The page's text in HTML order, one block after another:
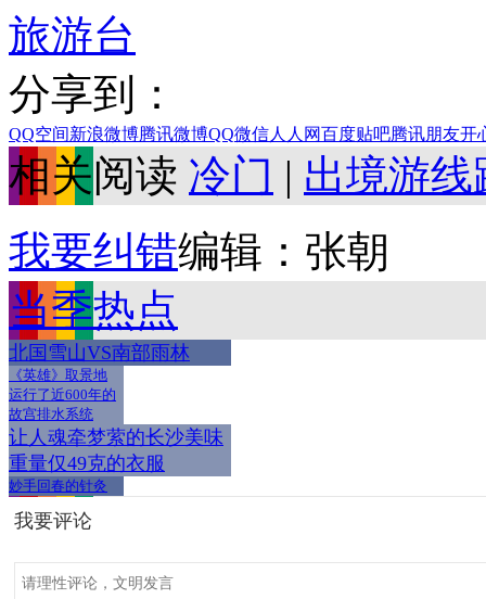
旅游台
分享到：
QQ空间新浪微博腾讯微博QQ微信人人网百度贴吧腾讯朋友开
相关阅读 冷门 | 出境游线
我要纠错编辑：张朝
当季热点
北国雪山VS南部雨林
《英雄》取景地
运行了近600年的
故宫排水系统
让人魂牵梦萦的长沙美味
重量仅49克的衣服
妙手回春的针灸